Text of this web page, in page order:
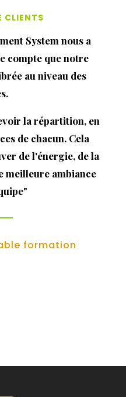
CLIENTS
System nous a
compte que notre
au niveau des
la répartition, en
de chacun. Cela
de l'énergie, de la
meilleure ambiance
formation